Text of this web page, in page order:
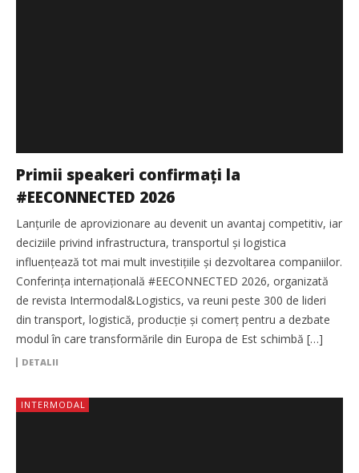
Primii speakeri confirmați la
#EECONNECTED 2026
Lanțurile de aprovizionare au devenit un avantaj competitiv, iar
deciziile privind infrastructura, transportul și logistica
influențează tot mai mult investițiile și dezvoltarea companiilor.
Conferința internațională #EECONNECTED 2026, organizată
de revista Intermodal&Logistics, va reuni peste 300 de lideri
din transport, logistică, producție și comerț pentru a dezbate
modul în care transformările din Europa de Est schimbă […]
DETALII
INTERMODAL